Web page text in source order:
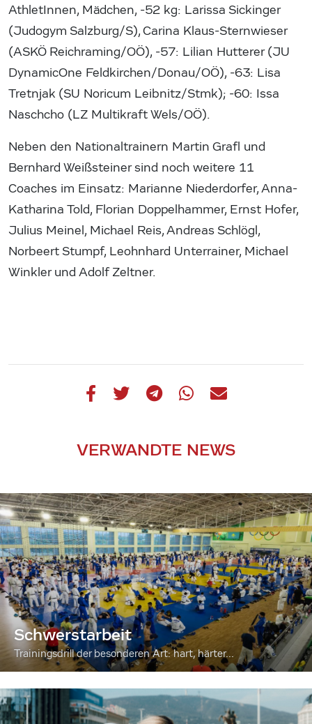
AthletInnen, Mädchen, -52 kg: Larissa Sickinger
(Judogym Salzburg/S), Carina Klaus-Sternwieser
(ASKÖ Reichraming/OÖ), -57: Lilian Hutterer (JU
DynamicOne Feldkirchen/Donau/OÖ), -63: Lisa
Tretnjak (SU Noricum Leibnitz/Stmk); -60: Issa
Naschcho (LZ Multikraft Wels/OÖ).
Neben den Nationaltrainern Martin Grafl und
Bernhard Weißsteiner sind noch weitere 11
Coaches im Einsatz: Marianne Niederdorfer, Anna-
Katharina Told, Florian Doppelhammer, Ernst Hofer,
Julius Meinel, Michael Reis, Andreas Schlögl,
Norbeert Stumpf, Leohnhard Unterrainer, Michael
Winkler und Adolf Zeltner.
VERWANDTE NEWS
Schwerstarbeit
Trainingsdrill der besonderen Art: hart, härter...